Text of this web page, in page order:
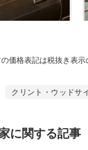
価格表記は税抜き表
クリント・ウッドサ
に関する記事